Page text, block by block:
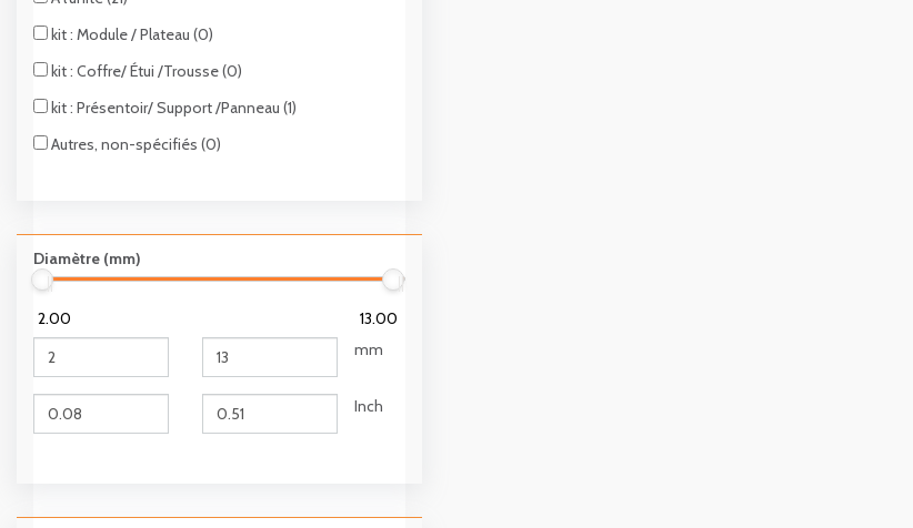
kit : Module / Plateau (0)
kit : Coffre/ Étui /Trousse (0)
kit : Présentoir/ Support /Panneau (1)
Autres, non-spécifiés (0)
Diamètre (mm)
2.00
13.00
mm
Inch